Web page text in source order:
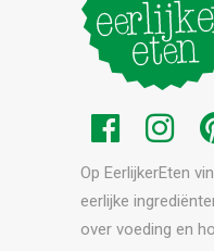
Op EerlijkerEten
eerlijke
over voeding en